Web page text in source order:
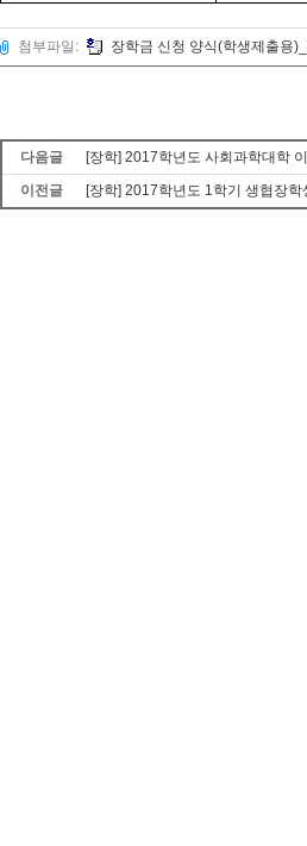
첨부파일: 장학금 신청 양식(학생제출용
다음글
[장학] 2017학년도 사회과학대학
이전글
[장학] 2017학년도 1학기 생협장